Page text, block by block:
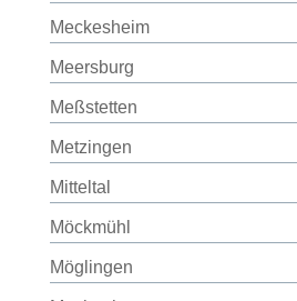
Meckesheim
Meersburg
Meßstetten
Metzingen
Mitteltal
Möckmühl
Möglingen